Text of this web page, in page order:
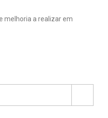
melhoria a realizar em